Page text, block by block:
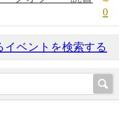
0
イベントを検索する